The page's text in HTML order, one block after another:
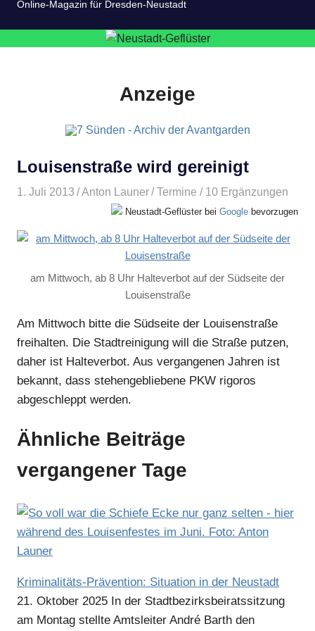
Online-Magazin für Dresden-Neustadt
Anzeige
Louisenstraße wird gereinigt
1. Juli 2013 Anton Launer Termine / 10 Ergänzungen
Neustadt-Geflüster bei Google bevorzugen
am Mittwoch, ab 8 Uhr Halteverbot auf der Südseite der
Louisenstraße
Am Mittwoch bitte die Südseite der Louisenstraße
freihalten. Die Stadtreinigung will die Straße putzen,
daher ist Halteverbot. Aus vergangenen Jahren ist
bekannt, dass stehengebliebene PKW rigoros
abgeschleppt werden.
Ähnliche Beiträge
vergangener Tage
Kriminalitäts-Prävention: Situation in der Neustadt
21. Oktober 2025 In der Stadtbezirksbeiratssitzung
am Montag stellte Amtsleiter André Barth den